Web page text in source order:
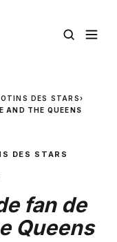
DES STARS›
AND THE QUEENS
DES STARS
fan de
Queens